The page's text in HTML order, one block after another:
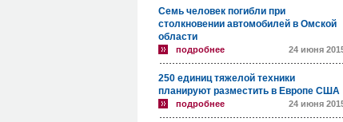
Семь человек погибли при
столкновении автомобилей в Омской
области
подробнее 24 июня
250 единиц тяжелой техники
планируют разместить в Европе США
подробнее 24 июня